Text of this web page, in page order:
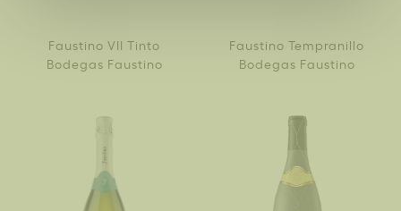
Faustino VII Tinto
Bodegas Faustino
Faustino Tempranillo
Bodegas Faustino